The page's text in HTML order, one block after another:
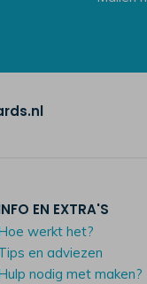
EN EXTRA'S
werkt het?
en adviezen
nodig met maken?